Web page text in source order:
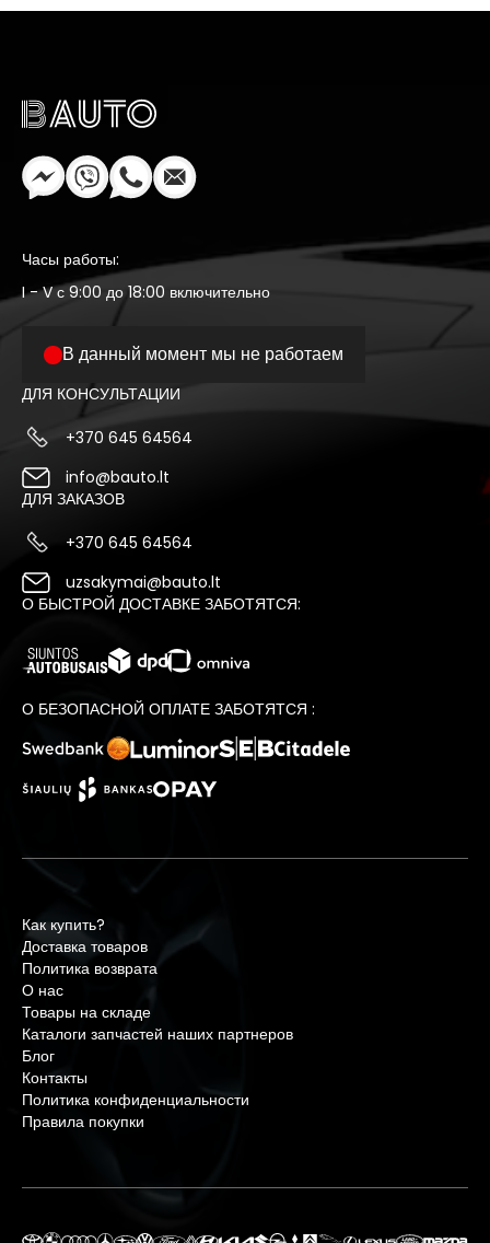
Часы работы:
I - V с 9:00 до 18:00 включительно
В данный момент мы не работаем
ДЛЯ КОНСУЛЬТАЦИИ
+370 645 64564
info@bauto.lt
ДЛЯ ЗАКАЗОВ
+370 645 64564
uzsakymai@bauto.lt
О БЫСТРОЙ ДОСТАВКЕ ЗАБОТЯТСЯ:
О БЕЗОПАСНОЙ ОПЛАТЕ ЗАБОТЯТСЯ :
Как купить?
Доставка товаров
Политика возврата
О нас
Товары на складе
Каталоги запчастей наших партнеров
Блог
Контакты
Политика конфиденциальности
Правила покупки